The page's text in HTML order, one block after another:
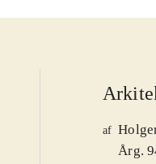
af
Årg.